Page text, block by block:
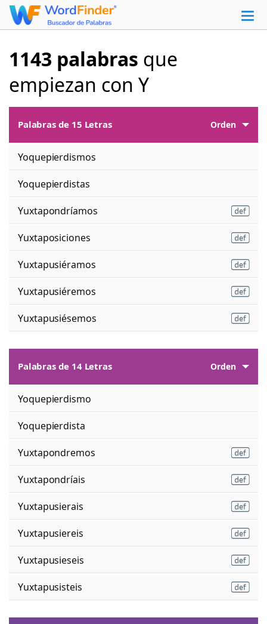
1143 palabras que
empiezan con Y
Palabras de 15 Letras Orden
Yoquepierdismos
Yoquepierdistas
Yuxtapondríamos
Yuxtaposiciones
Yuxtapusiéramos
Yuxtapusiéremos
Yuxtapusiésemos
Palabras de 14 Letras Orden
Yoquepierdismo
Yoquepierdista
Yuxtapondremos
Yuxtapondríais
Yuxtapusierais
Yuxtapusiereis
Yuxtapusieseis
Yuxtapusisteis